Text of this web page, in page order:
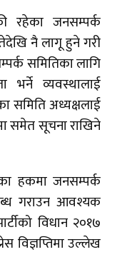
रहेका जनसम्पर्क
नै लागू हुने गरी
समितिका लागि
भर्ने व्यवस्थालाई
समिति अध्यक्षलाई
समेत सूचना राखिने
हकमा जनसम्पर्क
गराउन आवश्यक
विधान २०१७
विज्ञप्तिमा उल्लेख